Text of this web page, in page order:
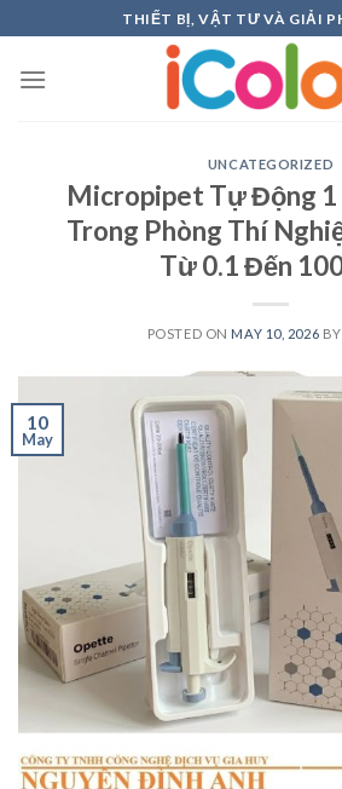
to
content
THIẾT BỊ, VẬT TƯ VÀ GIẢI
UNCATEGORIZED
Micropipet Tự Động 1
Trong Phòng Thí
Từ 0.1 Đến
POSTED ON MAY 10, 2026 BY
10
May